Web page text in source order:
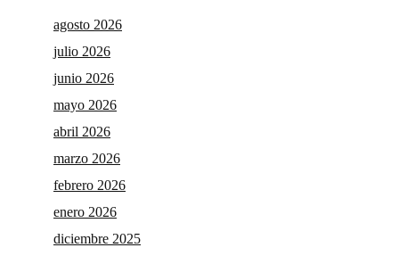
agosto 2026
julio 2026
junio 2026
mayo 2026
abril 2026
marzo 2026
febrero 2026
enero 2026
diciembre 2025